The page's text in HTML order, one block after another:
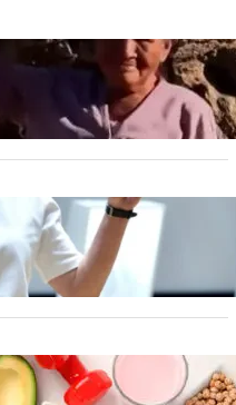
peleado con un
a cuerpo
una salteña que busca
en Latinoamérica
Cinco superalimentos de
sumar a tu dieta este mes